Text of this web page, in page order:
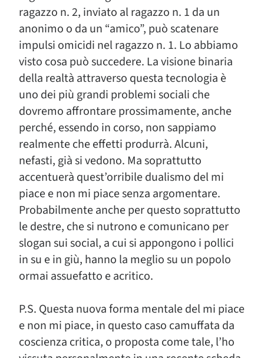
ragazzo n. 2, inviato al ragazzo n. 1 da un
anonimo o da un “amico”, può scatenare
impulsi omicidi nel ragazzo n. 1. Lo abbiamo
visto cosa può succedere. La visione binaria
della realtà attraverso questa tecnologia è
uno dei più grandi problemi sociali che
dovremo affrontare prossimamente, anche
perché, essendo in corso, non sappiamo
realmente che effetti produrrà. Alcuni,
nefasti, già si vedono. Ma soprattutto
accentuerà quest’orribile dualismo del mi
piace e non mi piace senza argomentare.
Probabilmente anche per questo soprattutto
le destre, che si nutrono e comunicano per
slogan sui social, a cui si appongono i pollici
in su e in giù, hanno la meglio su un popolo
ormai assuefatto e acritico.
P.S. Questa nuova forma mentale del mi piace
e non mi piace, in questo caso camuffata da
coscienza critica, o proposta come tale, l’ho